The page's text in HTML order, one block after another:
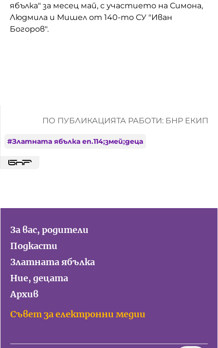
Домашен любимец
Питаме Ви
ябълка" за месец май, с участието на Симона,
Людмила и Мишел от 140-то СУ "Иван
Богоров".
ПО ПУБЛИКАЦИЯТА РАБОТИ: БНР ЕКИП
#Златната ябълка еп.114;змей;деца
За вас, родители
Подкасти
Златната ябълка
Ние, децата
Архив
Съвет за електронни медии